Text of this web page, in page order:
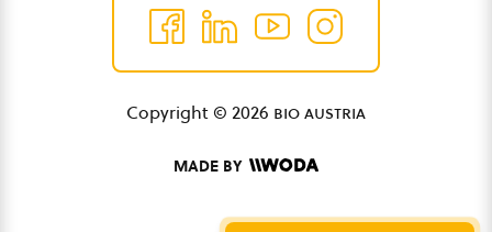
Copyright © 2026 bio austria
MADE BY